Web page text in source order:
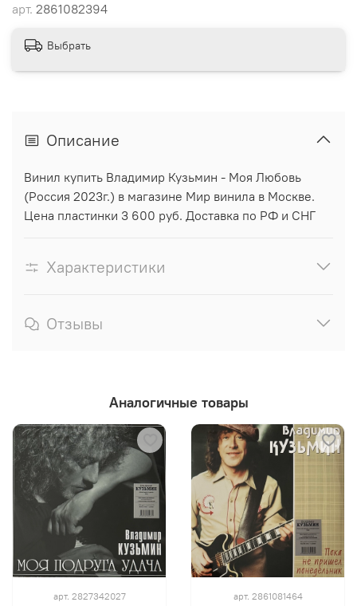
арт. 2861082394
Выбрать
Описание
Винил купить Владимир Кузьмин - Моя Любовь
(Россия 2023г.) в магазине Мир винила в Москве.
Цена пластинки 3 600 руб. Доставка по РФ и СНГ
Характеристики
Отзывы
Аналогичные товары
арт. 2827342027 арт. 2861081464